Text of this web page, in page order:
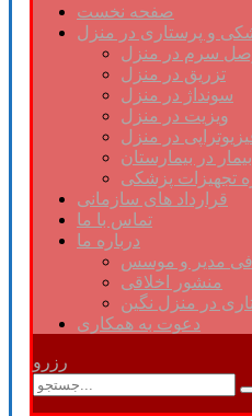
صفحه نخست
و پرستاری در منزل
سرم در منزل
تزریق در منزل
سونداژ در منزل
ویزیت در منزل
در منزل
در بیمارستان
تجهیزات پزشکی
قرارداد های سازمانی
تماس با ما
درباره ما
مدیر و موسس
منشور اخلاقی
در منزل نگین
دعوت به همکاری
رزرو